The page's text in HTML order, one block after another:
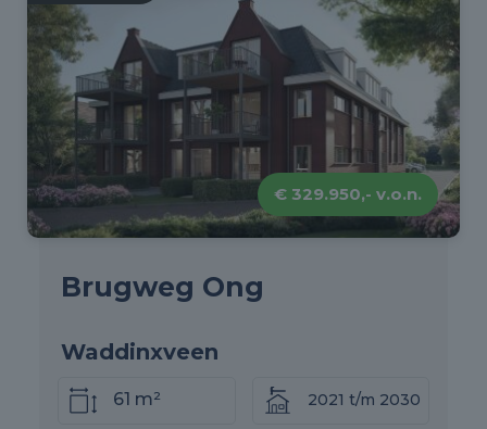
€ 329.950,- v.o.n.
Brugweg Ong
Waddinxveen
61 m² 2021 t/m 2030